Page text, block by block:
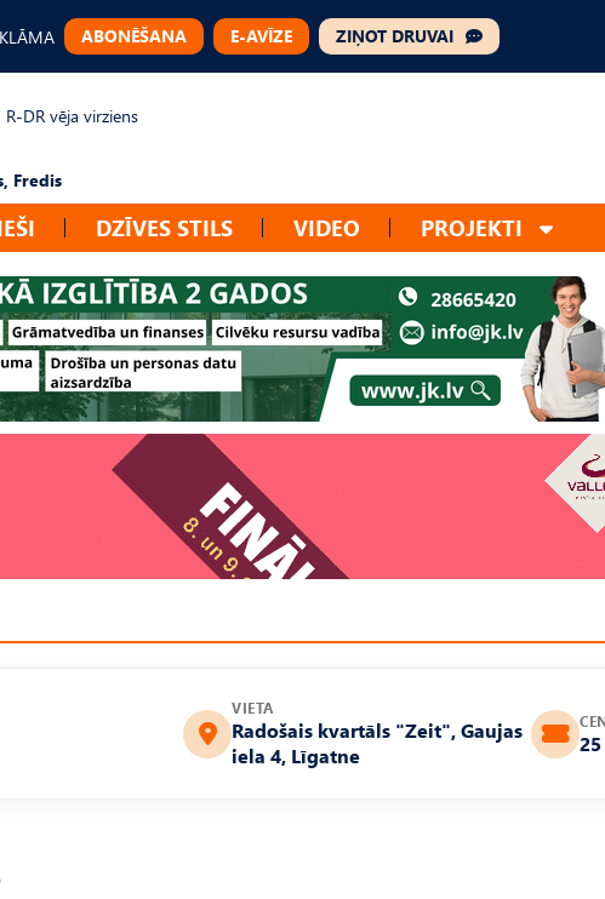
ABONĒŠANA E-AVĪZE ZIŅOT DRUVAI
DR vēja virziens
Fredis
DZĪVES STILS VIDEO PROJEKTI
VIETA
Radošais kvartāls "Zeit", Gaujas
iela 4, Līgatne